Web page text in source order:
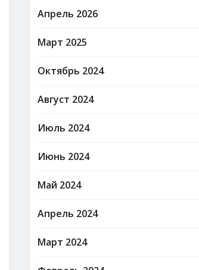
Апрель 2026
Март 2025
Октябрь 2024
Август 2024
Июль 2024
Июнь 2024
Май 2024
Апрель 2024
Март 2024